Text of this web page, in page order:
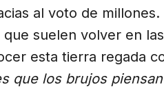
al voto de millones.
suelen volver en
esta tierra regada
que los brujos